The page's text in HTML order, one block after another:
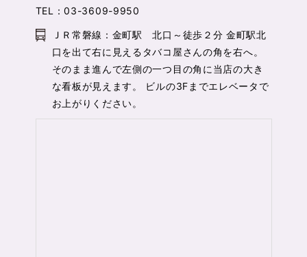
TEL：03-3609-9950
ＪＲ常磐線：金町駅 北口～徒歩２分 金町駅北
口を出て右に見えるタバコ屋さんの角を右へ。
そのまま進んで左側の一つ目の角に当店の大き
な看板が見えます。 ビルの3Fまでエレベータで
お上がりください。